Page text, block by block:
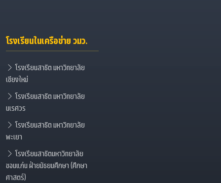
โรงเรียนในเครือข่าย วมว.
โรงเรียนสาธิต มหาวิทยาลัย
เชียงใหม่
โรงเรียนสาธิต มหาวิทยาลัย
นเรศวร
โรงเรียนสาธิต มหาวิทยาลัย
พะเยา
โรงเรียนสาธิตมหาวิทยาลัย
ขอนแก่น ฝ่ายมัธยมศึกษา (ศึกษา
ศาสตร์)